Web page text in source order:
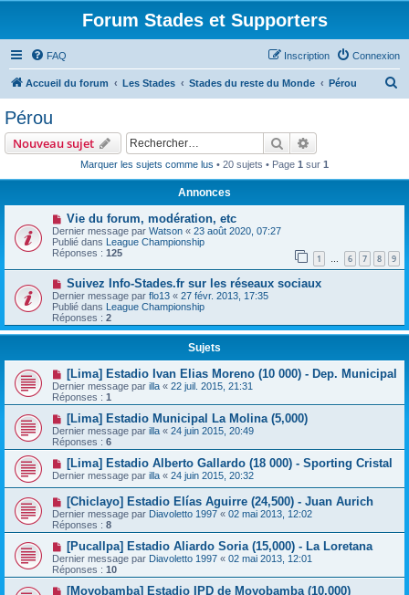
Forum Stades et Supporters
FAQ Connexion
Inscription
Accueil du forum Les Stades Stades du reste du Monde Pérou
Pérou
Nouveau sujet Rechercher
Marquer les sujets comme lus • 20 sujets • Page 1 sur 1
Annonces
Vie du forum, modération, etc
Dernier message par Watson « 23 août 2020, 07:27
Publié dans League Championship
Réponses : 125 1 … 6 7 8 9
Suivez Info-Stades.fr sur les réseaux sociaux
Dernier message par flo13 « 27 févr. 2013, 17:35
Publié dans League Championship
Réponses : 2
Sujets
[Lima] Estadio Ivan Elias Moreno (10 000) - Dep. Municipal
Dernier message par illa « 22 juil. 2015, 21:31
Réponses : 1
[Lima] Estadio Municipal La Molina (5,000)
Dernier message par illa « 24 juin 2015, 20:49
Réponses : 6
[Lima] Estadio Alberto Gallardo (18 000) - Sporting Cristal
Dernier message par illa « 24 juin 2015, 20:32
[Chiclayo] Estadio Elías Aguirre (24,500) - Juan Aurich
Dernier message par Diavoletto 1997 « 02 mai 2013, 12:02
Réponses : 8
[Pucallpa] Estadio Aliardo Soria (15,000) - La Loretana
Dernier message par Diavoletto 1997 « 02 mai 2013, 12:01
Réponses : 10
[Moyobamba] Estadio IPD de Moyobamba (10,000)